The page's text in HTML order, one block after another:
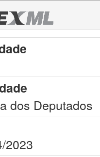
dos Deputados
2023